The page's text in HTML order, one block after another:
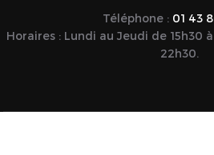
Téléphone : 01 43
Horaires : Lundi au Jeudi de 15h30
22h30.